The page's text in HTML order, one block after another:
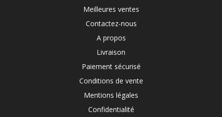
Meilleures ventes
Contactez-nous
A propos
Livraison
Paiement sécurisé
Conditions de vente
Mentions légales
Confidentialité